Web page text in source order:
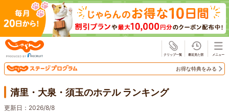
お得な特典をみる
清里・大泉・須玉のホテル ランキング
更新日： 2026/8/8